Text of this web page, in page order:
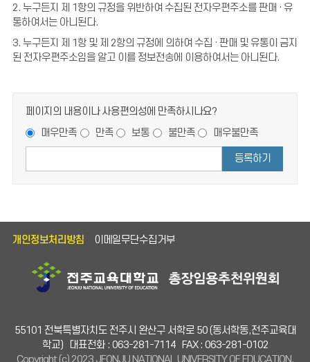
2. 누구든지 제 1항의 규정을 위반하여 수집된 전자우편주소를 판매 · 유
통하여서는 아니된다.
3. 누구든지 제 1항 및 제 2항의 규정에 의하여 수집 · 판매 및 유통이 금지
된 전자우편주소임을 알고 이를 정보전송에 이용하여서는 아니된다.
페이지의 내용이나 사용편의성에 만족하시나요?
매우만족
만족 보통 불만족 매우불만족
등록하기
개인정보처리방침 이메일무단수집거부
55101 전북특별자치도 전주시 완산구 서학로 50 (동서학동,전주교육대
학교)
대표전화 : 063-281-7114
FAX : 063-281-0102
Copyright (c) 2023 JEONJU NATIONAL UNIVERSITY OF EDUCATION.